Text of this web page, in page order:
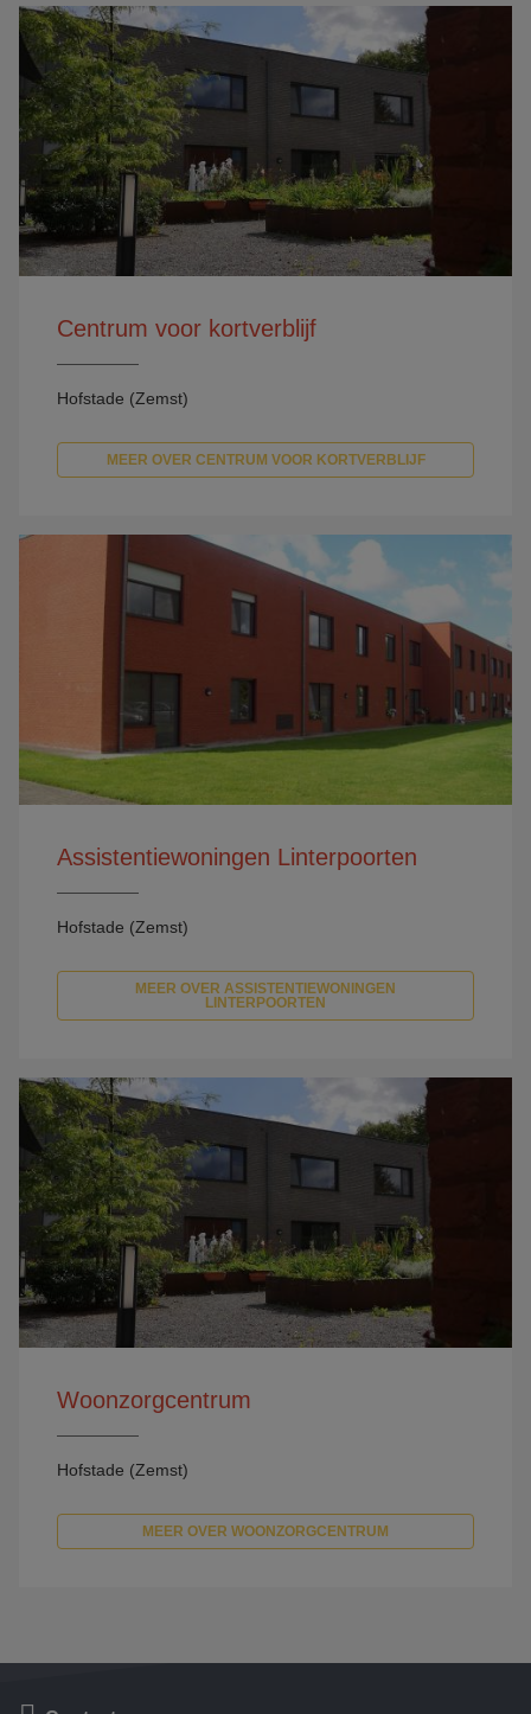
Centrum voor kortverblijf
Hofstade (Zemst)
MEER OVER CENTRUM VOOR KORTVERBLIJF
Assistentiewoningen Linterpoorten
Hofstade (Zemst)
MEER OVER ASSISTENTIEWONINGEN
LINTERPOORTEN
Woonzorgcentrum
Hofstade (Zemst)
MEER OVER WOONZORGCENTRUM